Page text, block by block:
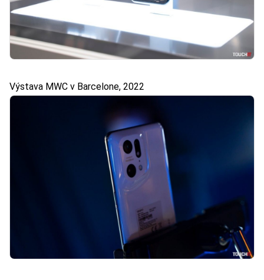
Výstava MWC v Barcelone, 2022